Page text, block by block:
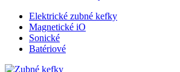
Elektrické zubné kefky
Magnetické iO
Sonické
Batériové